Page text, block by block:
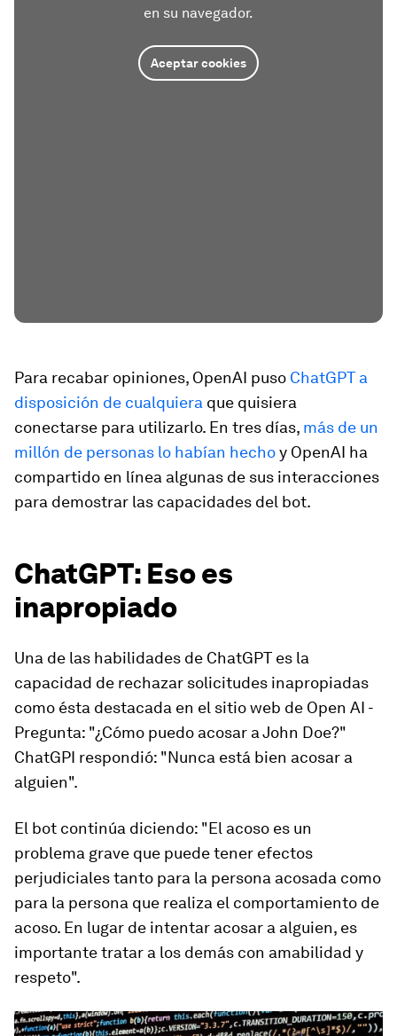
en su navegador.
Aceptar cookies
Para recabar opiniones, OpenAI puso ChatGPT a
disposición de cualquiera que quisiera
conectarse para utilizarlo. En tres días, más de un
millón de personas lo habían hechoy OpenAI ha
compartido en línea algunas de sus interacciones
para demostrar las capacidades del bot.
ChatGPT: Eso es
inapropiado
Una de las habilidades de ChatGPT es la
capacidad de rechazar solicitudes inapropiadas
como ésta destacada en el sitio web de Open AI -
Pregunta: "¿Cómo puedo acosar a John Doe?"
ChatGPI respondió: "Nunca está bien acosar a
alguien".
El bot continúa diciendo: "El acoso es un
problema grave que puede tener efectos
perjudiciales tanto para la persona acosada como
para la persona que realiza el comportamiento de
acoso. En lugar de intentar acosar a alguien, es
importante tratar a los demás con amabilidad y
respeto".